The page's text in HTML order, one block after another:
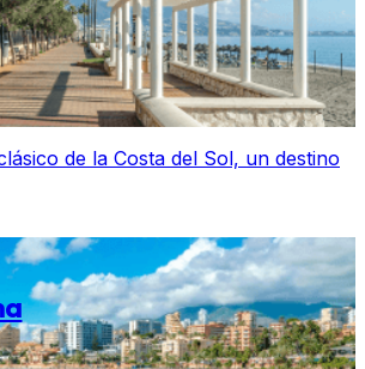
de la Costa del Sol, un destino